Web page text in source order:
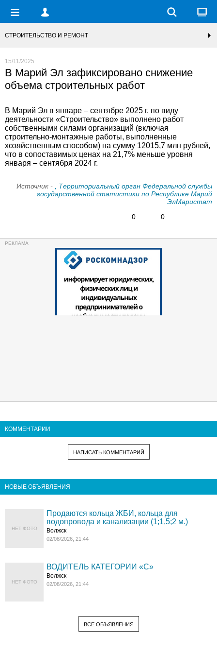
СТРОИТЕЛЬСТВО И РЕМОНТ
15/11/2025
В Марий Эл зафиксировано снижение
объема строительных работ
В Марий Эл в январе – сентябре 2025 г. по виду
деятельности «Строительство» выполнено работ
собственными силами организаций (включая
строительно-монтажные работы, выполненные
хозяйственным способом) на сумму 12015,7 млн рублей,
что в сопоставимых ценах на 21,7% меньше уровня
января – сентября 2024 г.
Источник -
, Территориальный орган Федеральной службы
государственной статистики по Республике Марий
ЭлМаристат
0
0
КОММЕНТАРИИ
НАПИСАТЬ КОММЕНТАРИЙ
НОВЫЕ ОБЪЯВЛЕНИЯ
НЕТ ФОТО
Продаются кольца ЖБИ, кольца для
водопровода и канализации (1;1,5;2 м.)
Волжск
02/08/2026, 21:44
НЕТ ФОТО
ВОДИТЕЛЬ КАТЕГОРИИ «C»
Волжск
02/08/2026, 21:44
ВСЕ ОБЪЯВЛЕНИЯ